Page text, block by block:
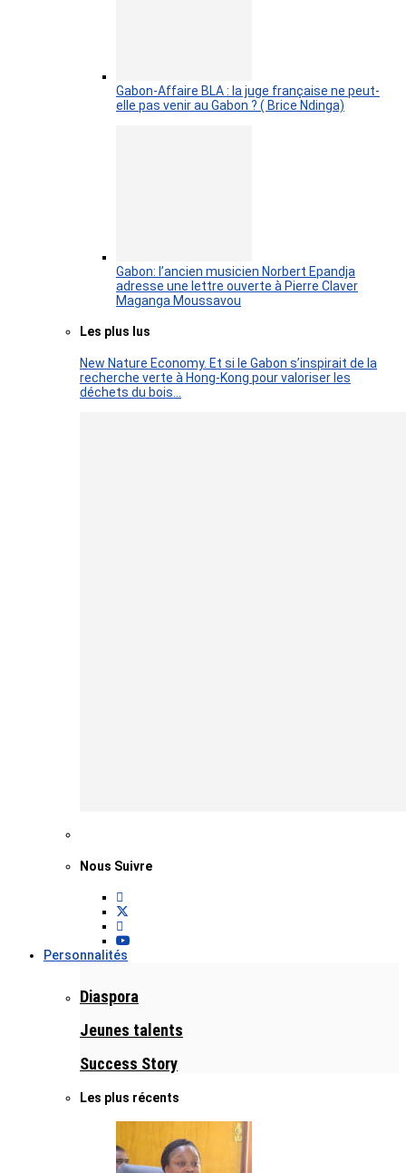
Gabon-Affaire BLA : la juge française ne peut-
elle pas venir au Gabon ? ( Brice Ndinga)
Gabon: l’ancien musicien Norbert Epandja
adresse une lettre ouverte à Pierre Claver
Maganga Moussavou
Les plus lus
New Nature Economy. Et si le Gabon s’inspirait de la
recherche verte à Hong-Kong pour valoriser les
déchets du bois…
Nous Suivre
Personnalités
Diaspora
Jeunes talents
Success Story
Les plus récents